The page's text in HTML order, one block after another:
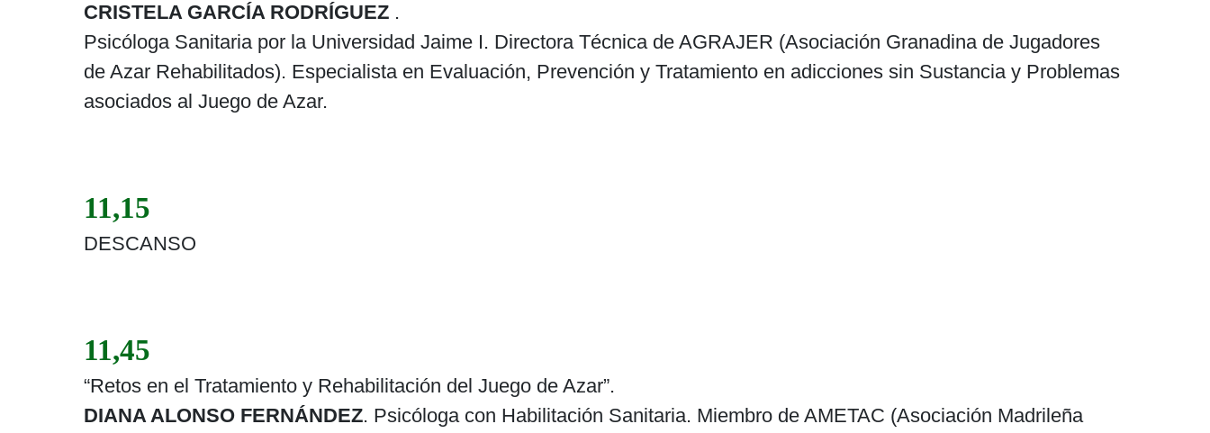
CRISTELA GARCÍA RODRÍGUEZ.
Psicóloga Sanitaria por la Universidad Jaime I. Directora Técnica de AGRAJER (Asociación Granadina de Jugadores
de Azar Rehabilitados). Especialista en Evaluación, Prevención y Tratamiento en adicciones sin Sustancia y Problemas
asociados al Juego de Azar.
11,15
DESCANSO
11,45
“Retos en el Tratamiento y Rehabilitación del Juego de Azar”.
DIANA ALONSO FERNÁNDEZ. Psicóloga con Habilitación Sanitaria. Miembro de AMETAC (Asociación Madrileña